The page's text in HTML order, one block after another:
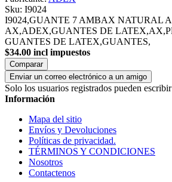
Sku: I9024
I9024,GUANTE 7 AMBAX NATURAL
AX,ADEX,GUANTES DE
GUANTES DE LATEX,GUANTES,
$34.00 incl impuestos
Comparar
Enviar un correo electrónico a un amigo
Solo los usuarios registrados pueden
Información
Mapa del sitio
Envíos y Devoluciones
Políticas de privacidad.
TÉRMINOS Y CONDICIONES
Nosotros
Contactenos